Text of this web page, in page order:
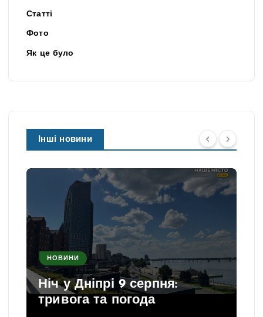
Статті
Фото
Як це було
Інші новини
НОВИНИ
Ніч у Дніпрі 9 серпня:
тривога та погода